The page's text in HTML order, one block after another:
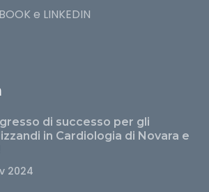
e LINKEDIN
di successo per gli
in Cardiologia di Novara e
2024